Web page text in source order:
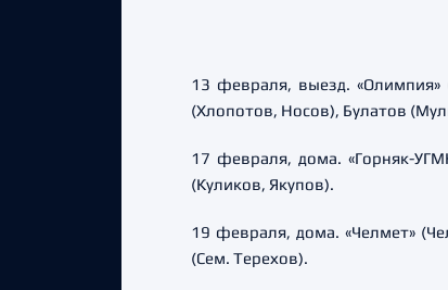
13 февраля, выезд.
(Хлопотов, Носов), Булатов
17 февраля, дома. «Горняк-
(Куликов, Якупов).
19 февраля, дома. «Челмет»
(Сем. Терехов).